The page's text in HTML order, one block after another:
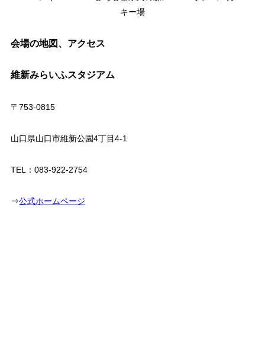
キー場
会場の地図、アクセス
維新みらいふスタジアム
〒753-0815
山口県山口市維新公園4丁目4-1
TEL：083-922-2754
⇒公式ホームページ